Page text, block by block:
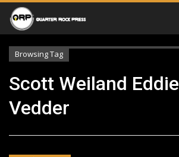
Browsing Tag
Scott Weiland Eddie
Vedder